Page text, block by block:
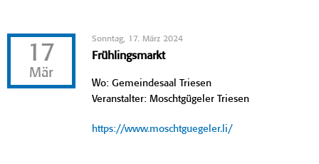
17
Mär
Sonntag, 17. März 2024
Frühlingsmarkt
Wo: Gemeindesaal Triesen
Veranstalter: Moschtgügeler Triesen
https://www.moschtguegeler.li/